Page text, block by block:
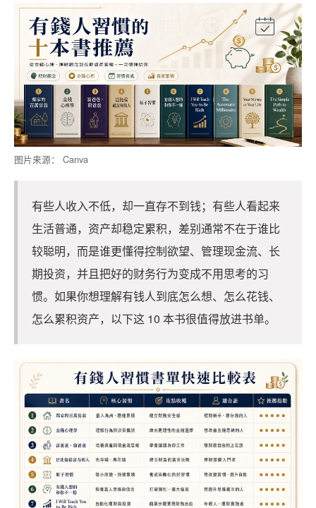
图片来源： Canva
有些人收入不低，却一直存不到钱；有些人看起来
生活普通，资产却稳定累积，差别通常不在于谁比
较聪明，而是谁更懂得控制欲望、管理现金流、长
期投资，并且把好的财务行为变成不用思考的习
惯。如果你想理解有钱人到底怎么想、怎么花钱、
怎么累积资产，以下这 10 本书很值得放进书单。